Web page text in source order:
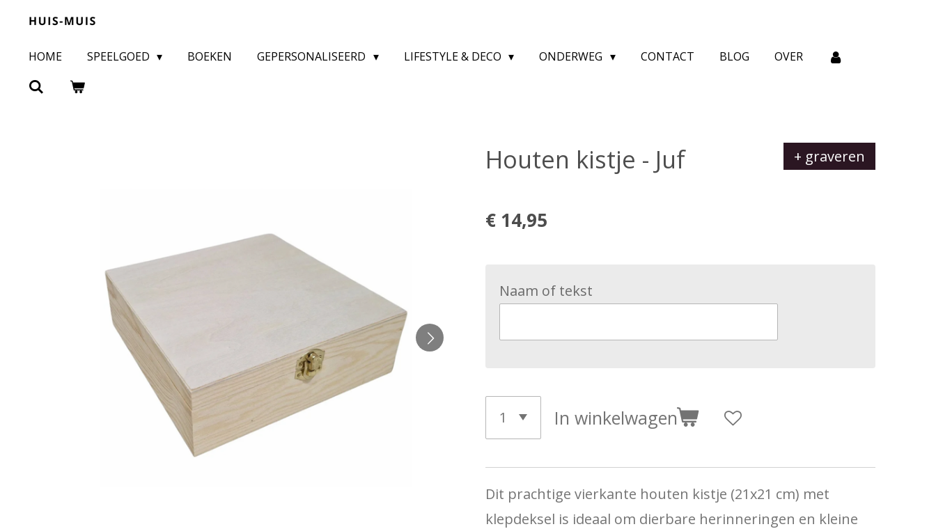
HOME SPEELGOED BOEKEN GEPERSONALISEERD LIFESTYLE & DECO ONDERWEG CONTACT BLOG OVER
Houten kistje - Juf + graveren
€ 14,95
Naam of tekst
In winkelwagen
Dit prachtige vierkante houten kistje (21x21 cm) met
klepdeksel is ideaal om dierbare herinneringen en kleine